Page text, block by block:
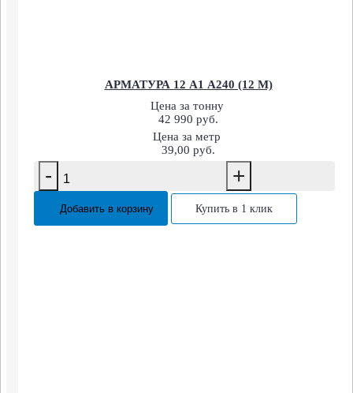
АРМАТУРА 12 А1 А240 (12 М)
Цена за тонну
42 990 руб.
Цена за метр
39,00 руб.
- +
Добавить в корзину Купить в 1 клик